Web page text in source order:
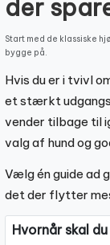
der
Start med de klassiske
bygge på.
Hvis du er i tvivl
et stærkt
vender tilbage til
valg af hund og
Vælg én guide ad
det der flytter
Hvornår skal